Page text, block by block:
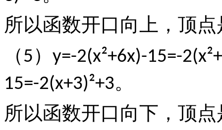
所以函数开口向上，顶点
（ 5 ） y=-2(x²+6x)-15=-
15=-2(x+3)²+3。
所以函数开口向下，顶点